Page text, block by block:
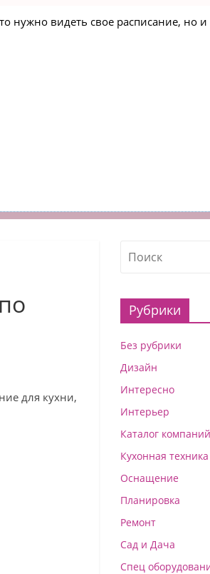
нужно видеть свое расписание, но
для кухни,
Рубрики
Без рубрики
Дизайн
Интересно
Интерьер
Каталог компаний
Кухонная техника
Оснащение
Планировка
Ремонт
Сад и Дача
Спец